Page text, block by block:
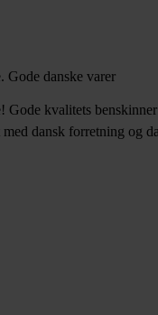
Gode danske varer
Gode kvalitets
dansk forretning og